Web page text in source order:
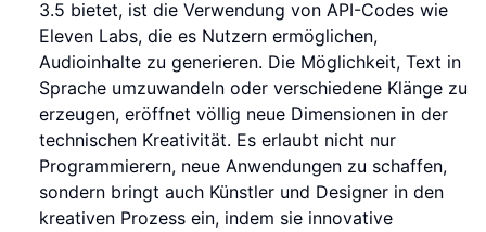
3.5 bietet, ist die Verwendung von API-Codes wie
Eleven Labs, die es Nutzern ermöglichen,
Audioinhalte zu generieren. Die Möglichkeit, Text in
Sprache umzuwandeln oder verschiedene Klänge zu
erzeugen, eröffnet völlig neue Dimensionen in der
technischen Kreativität. Es erlaubt nicht nur
Programmierern, neue Anwendungen zu schaffen,
sondern bringt auch Künstler und Designer in den
kreativen Prozess ein, indem sie innovative